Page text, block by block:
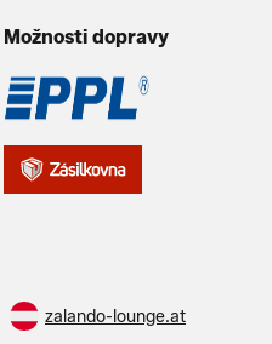
Možnosti dopravy
zalando-lounge.at